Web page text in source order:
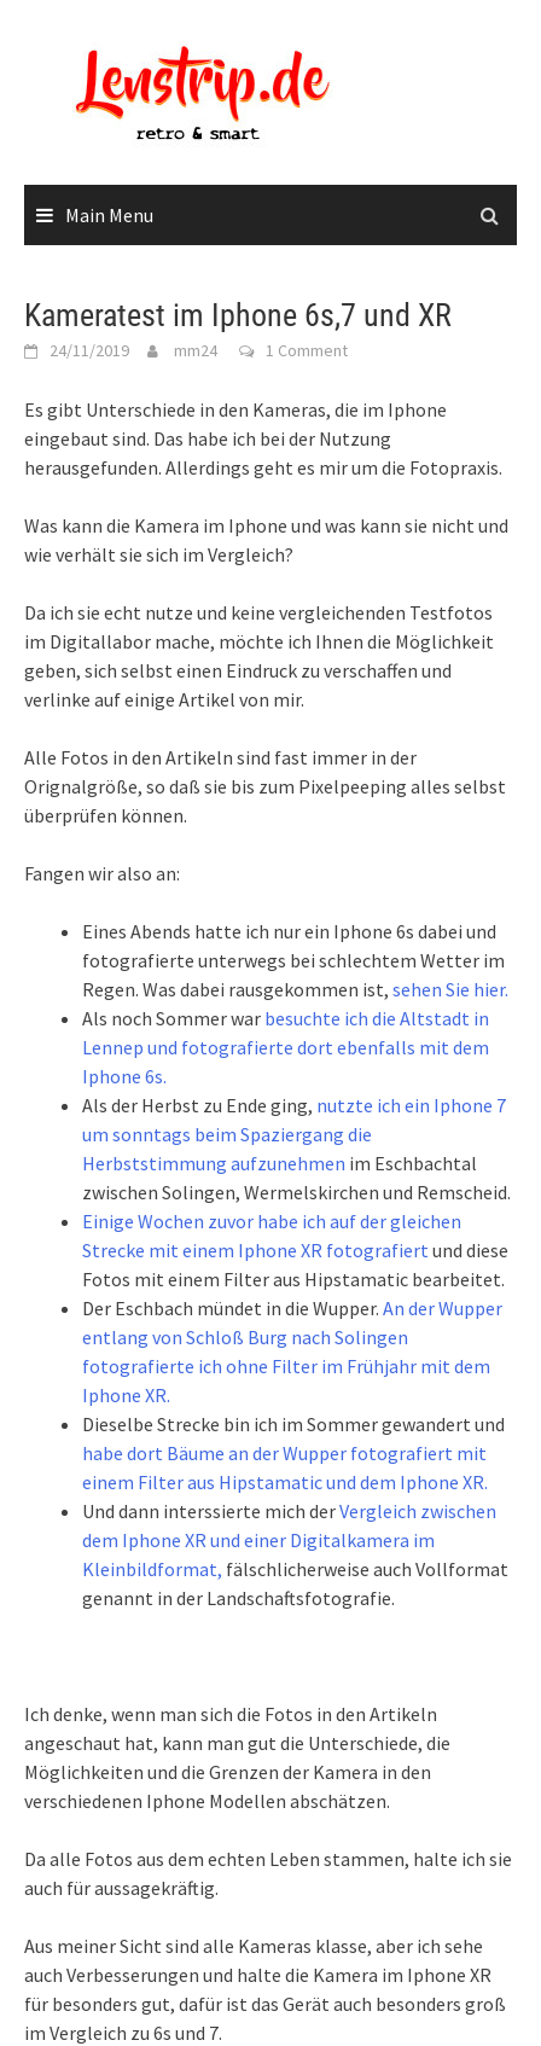
Main Menu
Kameratest im Iphone 6s,7 und XR
24/11/2019 mm24 1 Comment
Es gibt Unterschiede in den Kameras, die im Iphone
eingebaut sind. Das habe ich bei der Nutzung
herausgefunden. Allerdings geht es mir um die Fotopraxis.
Was kann die Kamera im Iphone und was kann sie nicht und
wie verhält sie sich im Vergleich?
Da ich sie echt nutze und keine vergleichenden Testfotos
im Digitallabor mache, möchte ich Ihnen die Möglichkeit
geben, sich selbst einen Eindruck zu verschaffen und
verlinke auf einige Artikel von mir.
Alle Fotos in den Artikeln sind fast immer in der
Orignalgröße, so daß sie bis zum Pixelpeeping alles selbst
überprüfen können.
Fangen wir also an:
Eines Abends hatte ich nur ein Iphone 6s dabei und
fotografierte unterwegs bei schlechtem Wetter im
Regen. Was dabei rausgekommen ist, sehen Sie hier.
Als noch Sommer war besuchte ich die Altstadt in
Lennep und fotografierte dort ebenfalls mit dem
Iphone 6s.
Als der Herbst zu Ende ging, nutzte ich ein Iphone 7
um sonntags beim Spaziergang die
Herbststimmung aufzunehmen im Eschbachtal
zwischen Solingen, Wermelskirchen und Remscheid.
Einige Wochen zuvor habe ich auf der gleichen
Strecke mit einem Iphone XR fotografiert und diese
Fotos mit einem Filter aus Hipstamatic bearbeitet.
Der Eschbach mündet in die Wupper. An der Wupper
entlang von Schloß Burg nach Solingen
fotografierte ich ohne Filter im Frühjahr mit dem
Iphone XR.
Dieselbe Strecke bin ich im Sommer gewandert und
habe dort Bäume an der Wupper fotografiert mit
einem Filter aus Hipstamatic und dem Iphone XR.
Und dann interssierte mich derVergleich zwischen
dem Iphone XR und einer Digitalkamera im
Kleinbildformat, fälschlicherweise auch Vollformat
genannt in der Landschaftsfotografie.
Ich denke, wenn man sich die Fotos in den Artikeln
angeschaut hat, kann man gut die Unterschiede, die
Möglichkeiten und die Grenzen der Kamera in den
verschiedenen Iphone Modellen abschätzen.
Da alle Fotos aus dem echten Leben stammen, halte ich sie
auch für aussagekräftig.
Aus meiner Sicht sind alle Kameras klasse, aber ich sehe
auch Verbesserungen und halte die Kamera im Iphone XR
für besonders gut, dafür ist das Gerät auch besonders groß
im Vergleich zu 6s und 7.